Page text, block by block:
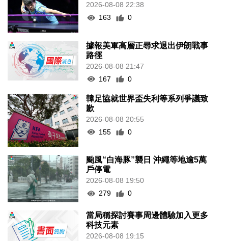
2026-08-08 22:38
163
0
據報美軍高層正尋求退出伊朗戰事
路徑
2026-08-08 21:47
167
0
韓足協就世界盃失利等系列爭議致
歉
2026-08-08 20:55
155
0
颱風“白海豚”襲日 沖繩等地逾5萬
戶停電
2026-08-08 19:50
279
0
當局稱探討賽事周邊體驗加入更多
科技元素
2026-08-08 19:15